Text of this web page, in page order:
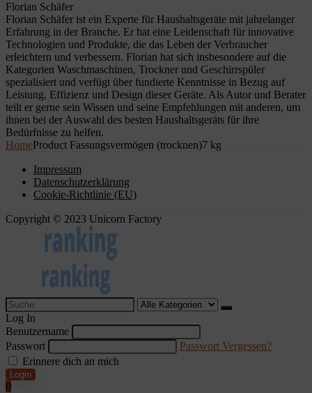
Florian Schäfer
Florian Schäfer ist ein Experte für Haushaltsgeräte mit jahrelanger
Erfahrung in der Branche. Er hat eine Leidenschaft für innovative
Technologien und Produkte, die das Leben der Verbraucher
erleichtern und verbessern. Florian hat sich insbesondere auf die
Kategorien Waschmaschinen, Trockner und Geschirrspüler
spezialisiert und verfügt über fundierte Kenntnisse in Bezug auf
Leistung, Effizienz und Design dieser Geräte. Als Autor und Berater
teilt er gerne sein Wissen und seine Empfehlungen mit anderen, um
ihnen bei der Auswahl des besten Haushaltsgeräts für ihre
Bedürfnisse zu helfen.
HomeProduct Fassungsvermögen (trocknen)7 kg
Impressum
Datenschutzerklärung
Cookie-Richtlinie (EU)
Copyright © 2023 Unicorn Factory
Search
for:
Log In
Benutzername
Passwort
Passwort Vergessen?
Erinnere dich an mich
Login
0